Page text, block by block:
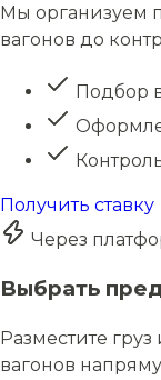
Мы организуем
вагонов до
Подбор
Получить ставку
Через
Выбрать
Разместите
вагонов